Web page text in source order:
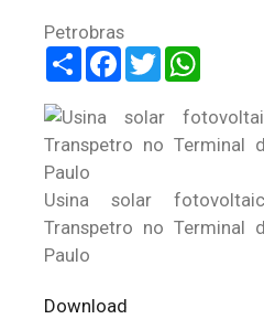
Petrobras
ShareFacebook
Twitter
Usina solar
Transpetro no Terminal
Paulo
Download